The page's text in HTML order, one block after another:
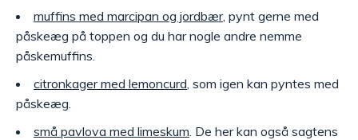
muffins med marcipan og jordbær, pynt gerne med
påskeæg på toppen og du har nogle andre nemme
påskemuffins.
citronkager med lemoncurd, som igen kan pyntes med
påskeæg.
små pavlova med limeskum. De her kan også sagtens